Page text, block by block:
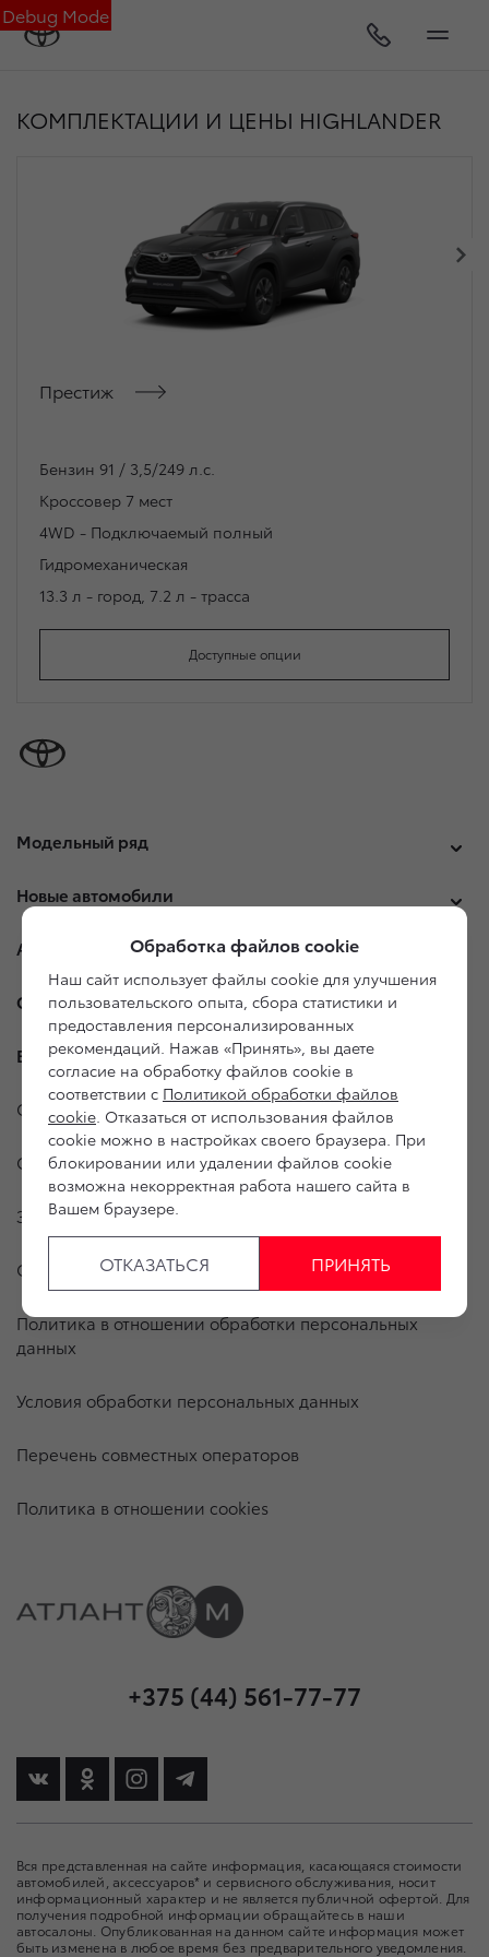
Debug Mode
КОМПЛЕКТАЦИИ И ЦЕНЫ HIGHLANDER
Престиж
Бензин 91 / 3,5/249 л.с.
Кроссовер 7 мест
4WD - Подключаемый полный
Гидромеханическая
13.3 л - город, 7.2 л - трасса
Доступные опции
Модельный ряд
Новые автомобили
Автомобили с пробегом
О дилерском центре
Владельцам
Специальные предложения
Оцените ваш автомобиль
Записаться на сервис
Служба клиентской поддержки
Политика в отношении обработки персональных
данных
Условия обработки персональных данных
Перечень совместных операторов
Политика в отношении cookies
+375 (44) 561-77-77
Вся представленная на сайте информация, касающаяся стоимости
автомобилей, аксессуаров* и сервисного обслуживания, носит
информационный характер и не является публичной офертой. Для
получения подробной информации обращайтесь в наши
автосалоны. Опубликованная на данном сайте информация может
быть изменена в любое время без предварительного уведомления.
Обработка файлов cookie
Наш сайт использует файлы cookie для улучшения
пользовательского опыта, сбора статистики и
предоставления персонализированных
рекомендаций. Нажав «Принять», вы даете
согласие на обработку файлов cookie в
соответствии с Политикой обработки файлов
cookie. Отказаться от использования файлов
cookie можно в настройках своего браузера. При
блокировании или удалении файлов cookie
возможна некорректная работа нашего сайта в
Вашем браузере.
ОТКАЗАТЬСЯ ПРИНЯТЬ